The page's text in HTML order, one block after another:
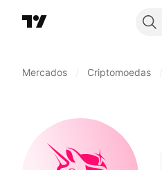
Mercados Criptomoedas